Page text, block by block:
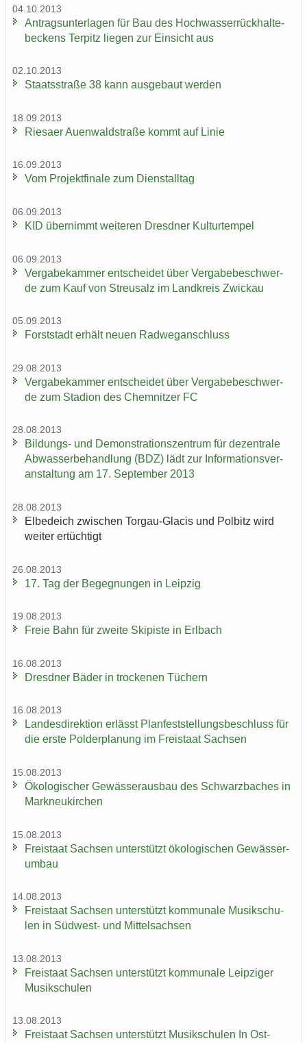
04.10.2013
An­trags­un­ter­la­gen für Bau des Hoch­was­ser­rück­hal­te­
be­ckens Ter­pitz lie­gen zur Ein­sicht aus
02.10.2013
Staats­stra­ße 38 kann aus­ge­baut wer­den
18.09.2013
Rie­sa­er Au­en­wald­stra­ße kommt auf Linie
16.09.2013
Vom Pro­jekt­fi­na­le zum Dienst­all­tag
06.09.2013
KID über­nimmt wei­te­ren Dresd­ner Kul­tur­tem­pel
06.09.2013
Ver­ga­be­kam­mer ent­schei­det über Ver­ga­be­be­schwer­
de zum Kauf von Streu­salz im Land­kreis Zwi­ckau
05.09.2013
Forst­stadt er­hält neuen Rad­weg­an­schluss
29.08.2013
Ver­ga­be­kam­mer ent­schei­det über Ver­ga­be­be­schwer­
de zum Sta­di­on des Chem­nit­zer FC
28.08.2013
Bildungs-​ und De­mons­tra­ti­ons­zen­trum für de­zen­tra­le
Ab­was­ser­be­hand­lung (BDZ) lädt zur In­for­ma­ti­ons­ver­
an­stal­tung am 17. Sep­tem­ber 2013
28.08.2013
El­be­deich zwi­schen Torgau-​Glacis und Pol­bitz wird
wei­ter er­tüch­tigt
26.08.2013
17. Tag der Be­geg­nun­gen in Leip­zig
19.08.2013
Freie Bahn für zwei­te Ski­pis­te in Erl­bach
16.08.2013
Dresd­ner Bäder in tro­cke­nen Tü­chern
16.08.2013
Lan­des­di­rek­ti­on er­lässt Plan­fest­stel­lungs­be­schluss für
die erste Pol­der­pla­nung im Frei­staat Sach­sen
15.08.2013
Öko­lo­gi­scher Ge­wäs­ser­aus­bau des Schwarz­ba­ches in
Mark­neu­kir­chen
15.08.2013
Frei­staat Sach­sen un­ter­stützt öko­lo­gi­schen Ge­wäs­ser­
um­bau
14.08.2013
Frei­staat Sach­sen un­ter­stützt kom­mu­na­le Mu­sik­schu­
len in Südwest-​ und Mit­tel­sach­sen
13.08.2013
Frei­staat Sach­sen un­ter­stützt kom­mu­na­le Leip­zi­ger
Mu­sik­schu­len
13.08.2013
Frei­staat Sach­sen un­ter­stützt Mu­sik­schu­len In Ost­